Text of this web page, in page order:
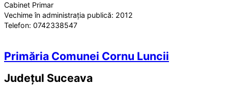
Cabinet Primar
Vechime în administrația publică: 2012
Telefon: 0742338547
Primăria Comunei Cornu Luncii
Județul Suceava